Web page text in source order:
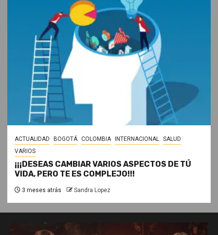
ACTUALIDAD BOGOTÁ COLOMBIA INTERNACIONAL SALUD
VARIOS
¡¡¡DESEAS CAMBIAR VARIOS ASPECTOS DE TÚ
VIDA, PERO TE ES COMPLEJO!!!
3 meses atrás Sandra Lopez